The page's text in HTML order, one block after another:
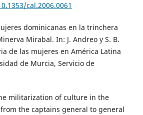
cal.2006.0061
dominicanas en la trinchera
Mirabal. In: J. Andreo y S. B.
de las mujeres en América Latina
de Murcia, Servicio de
militarization of culture in the
the captains general to general